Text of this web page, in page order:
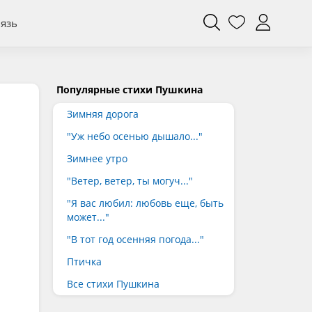
Популярные стихи Пушкина
Зимняя дорога
"Уж небо осенью дышало..."
Зимнее утро
"Ветер, ветер, ты могуч..."
"Я вас любил: любовь еще, быть
может..."
"В тот год осенняя погода..."
Птичка
Все стихи Пушкина